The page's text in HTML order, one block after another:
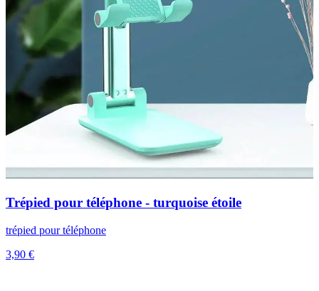
Trépied pour téléphone - turquoise étoile
trépied pour téléphone
3,90 €